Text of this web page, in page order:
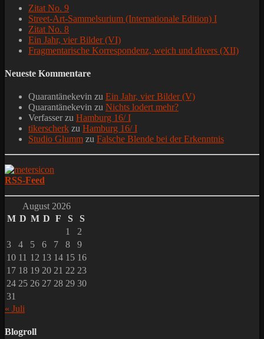
Zitat No. 9
Street-Art-Sammelsurium (Internationale Edition) I
Zitat No. 8
Ein Jahr, vier Bilder (VI)
Fragmentarische Korrespondenz, weich und divers (XII)
Neueste Kommentare
Quarantänekevin zu Ein Jahr, vier Bilder (V)
Quarantänekevin zu Nichts lodert mehr?
Verfasserzu Hamburg 16/ I
tikerscherk zu Hamburg 16/ I
Studio Glumm zu Falsche Blende bei der Erkenntnis
RSS-Feed
August 2026
M D M D F S
S
1
2
3
4 5 6 7 8
9
10 11 12 13 14 15 16
17 18 19 20 21 22 23
24 25 26 27 28 29 30
31
« Juli
Blogroll